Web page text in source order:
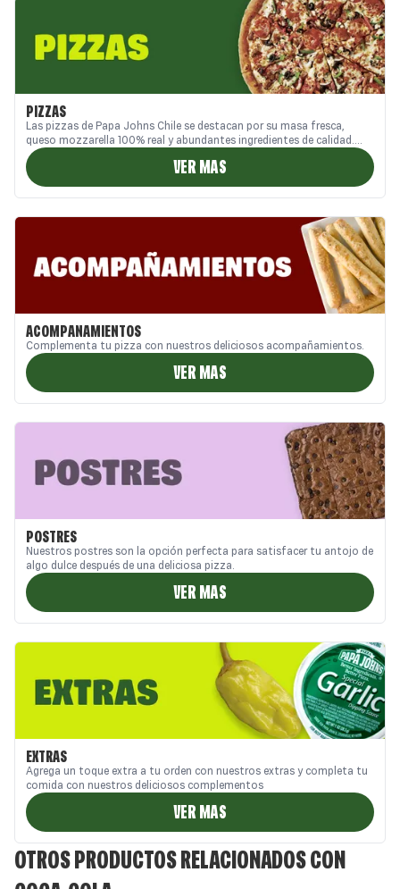
PIZZAS
Las pizzas de Papa Johns Chile se destacan por su masa fresca,
queso mozzarella 100% real y abundantes ingredientes de calidad.
Disfruta de todas las exquisitas variedades que tenemos para cada
momento. Si buscas pizzas en Chile con auténtico sabor y frescura,
Papa Johns es tu mejor opción. ¡Mejor pídete una!
VER MAS
ACOMPAÑAMIENTOS
Complementa tu pizza con nuestros deliciosos acompañamientos.
VER MAS
POSTRES
Nuestros postres son la opción perfecta para satisfacer tu antojo de
algo dulce después de una deliciosa pizza.
VER MAS
EXTRAS
Agrega un toque extra a tu orden con nuestros extras y completa tu
comida con nuestros deliciosos complementos
VER MAS
OTROS PRODUCTOS RELACIONADOS CON